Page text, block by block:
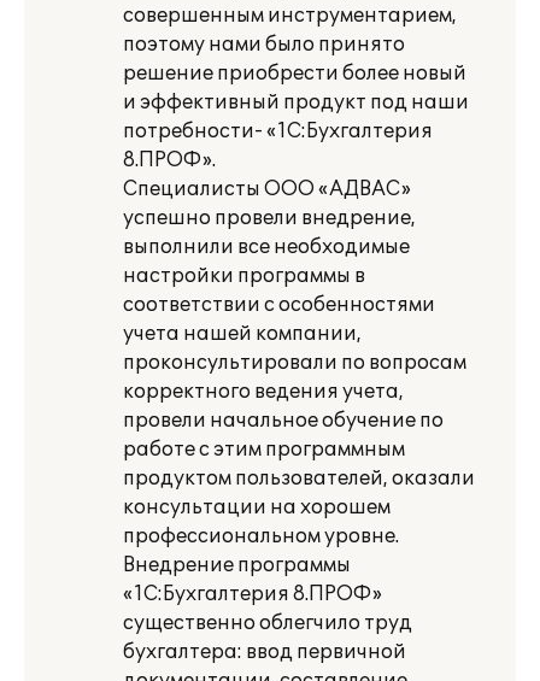
совершенным инструментарием,
поэтому нами было принято
решение приобрести более новый
и эффективный продукт под наши
потребности- «1С:Бухгалтерия
8.ПРОФ».
Специалисты ООО «АДВАС»
успешно провели внедрение,
выполнили все необходимые
настройки программы в
соответствии с особенностями
учета нашей компании,
проконсультировали по вопросам
корректного ведения учета,
провели начальное обучение по
работе с этим программным
продуктом пользователей, оказали
консультации на хорошем
профессиональном уровне.
Внедрение программы
«1С:Бухгалтерия 8.ПРОФ»
существенно облегчило труд
бухгалтера: ввод первичной